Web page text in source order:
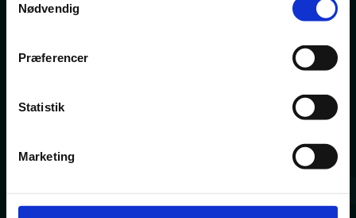
Nødvendig
Præferencer
Statistik
Marketing